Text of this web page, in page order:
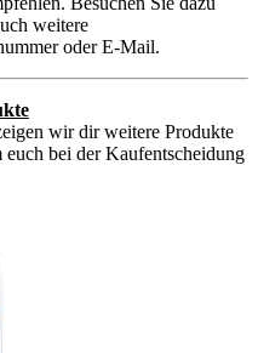
weitere
oder E-Mail.
wir dir weitere Produkte
bei der Kaufentscheidung